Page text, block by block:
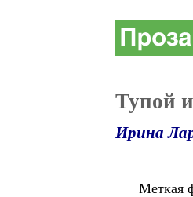
Тупой
Ирина
Меткая